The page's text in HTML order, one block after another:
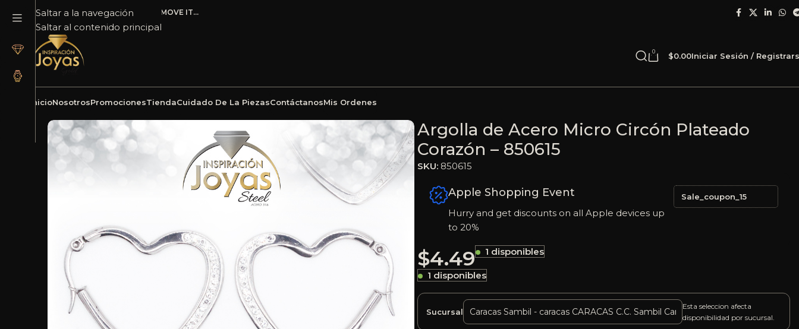
Saltar a la navegación
Saltar al contenido principal
ADD ANYTHING HERE OR JUST REMOVE IT…
0 $0.00Iniciar Sesión /
InicioNosotrosPromocionesTiendaCuidado De La PiezasContáctanosMis Ordenes
Argolla de Acero Micro Circón Plateado
Corazón – 850615
SKU: 850615
Apple Shopping Event
Hurry and get discounts on all Apple devices up
to 20%
Sale_coupon_15
$4.49 1 disponibles
1 disponibles
Sucursal
Esta seleccion afecta
disponibilidad por sucursal.